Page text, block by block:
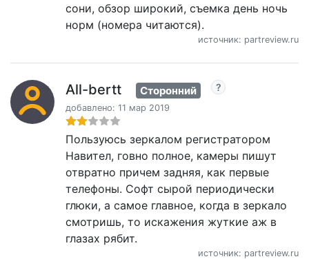
сони, обзор широкий, съемка день ночь
норм (номера читаются).
источник: partreview.ru
All-bertt Сторонний
добавлено: 11 мар 2019
Пользуюсь зеркалом регистратором
Навител, говно полное, камеры пишут
отвратно причем задняя, как первые
телефоны. Софт сырой периодически
глюки, а самое главное, когда в зеркало
смотришь, то искажения жуткие аж в
глазах рябит.
источник: partreview.ru